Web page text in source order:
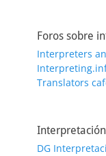
Foros sobre
Interpreters
Translators
DG